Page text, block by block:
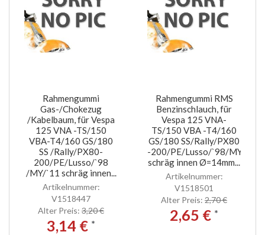
Rahmengummi
Gas-/Chokezug
/Kabelbaum, für Vespa
125 VNA -TS/150
VBA-T4/160 GS/180
SS /Rally/PX80-
200/PE/Lusso/`98
/MY/`11 schräg innen...
Artikelnummer:
V1518447
Alter Preis: 3,20 €
3,14 € *
Rahmengummi RMS
Benzinschlauch, für
Vespa 125 VNA-
TS/150 VBA -T4/160
GS/180 SS/Rally/PX80
-200/PE/Lusso/`98/MY/`11
schräg innen Ø=14mm...
Artikelnummer:
V1518501
Alter Preis: 2,70 €
2,65 € *